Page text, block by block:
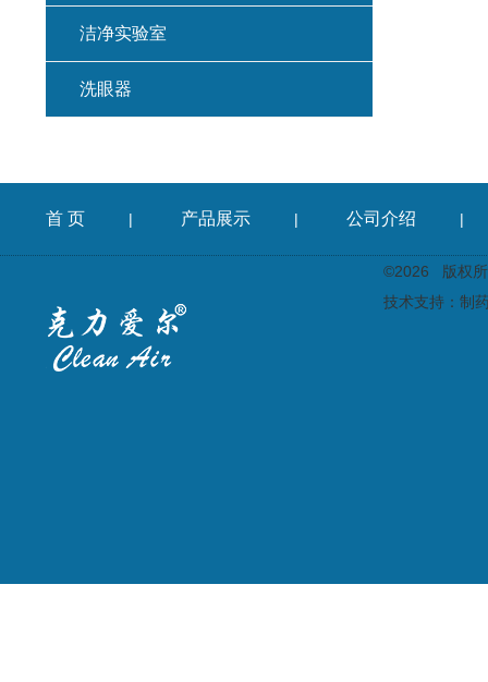
洁净实验室
洗眼器
首 页 | 产品展示 | 公司介绍 |
©2026 版权所
技术支持： 制